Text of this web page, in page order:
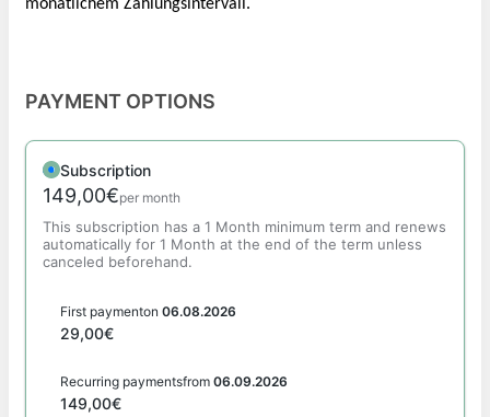
monatlichem Zahlungsintervall.
PAYMENT OPTIONS
Subscription
149,00€per month
This subscription has a 1 Month minimum term and renews
automatically for 1 Month at the end of the term unless
canceled beforehand.
First paymenton 06.08.2026
29,00€
Recurring paymentsfrom 06.09.2026
149,00€